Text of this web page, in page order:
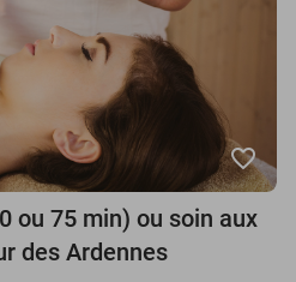
favorite_border
ou 75 min) ou soin aux
des Ardennes